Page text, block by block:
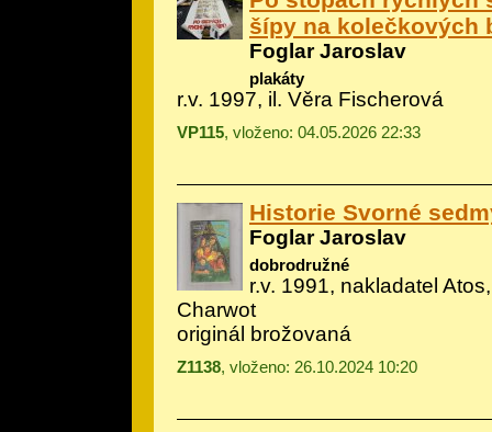
šípy na kolečkových
Foglar Jaroslav
plakáty
r.v. 1997, il. Věra Fischerová
VP115, vloženo: 04.05.2026 22:33
Historie Svorné
Foglar Jaroslav
dobrodružné
r.v. 1991, nakladatel
Charwot
originál brožovaná
Z1138, vloženo: 26.10.2024 10:20